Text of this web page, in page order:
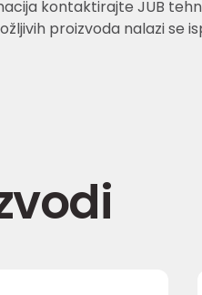
kontaktirajte JUB
proizvoda nalazi se